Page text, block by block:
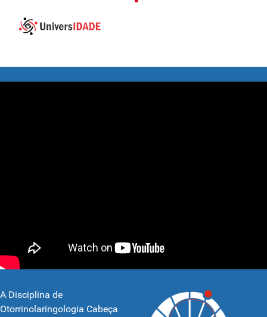
A Divisão de Otorrinolaringologia vem crescendo continuamente através da
A Disciplina de
Otorrinolaringologia Cabeça